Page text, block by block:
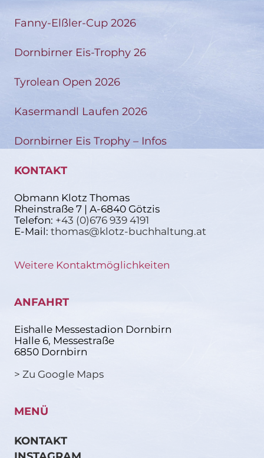
Fanny-Elßler-Cup 2026
Dornbirner Eis-Trophy 26
Tyrolean Open 2026
Kasermandl Laufen 2026
Dornbirner Eis Trophy – Infos
KONTAKT
Obmann Klotz Thomas
Rheinstraße 7 | A-6840 Götzis
Telefon: +43 (0)676 939 4191
E-Mail: thomas@klotz-buchhaltung.at
Weitere Kontaktmöglichkeiten
ANFAHRT
Eishalle Messestadion Dornbirn
Halle 6, Messestraße
6850 Dornbirn
> Zu Google Maps
MENÜ
KONTAKT